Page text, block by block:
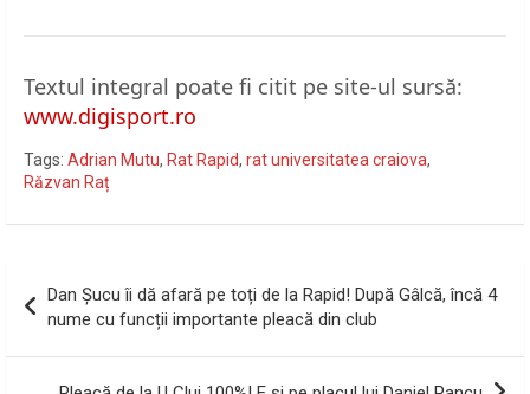
Textul integral poate fi citit pe site-ul sursă:
www.digisport.ro
Tags: Adrian Mutu, Rat Rapid, rat universitatea craiova,
Răzvan Raț
în
articole
Dan Șucu îi dă afară pe toți de la Rapid! După Gâlcă, încă 4
nume cu funcții importante pleacă din club